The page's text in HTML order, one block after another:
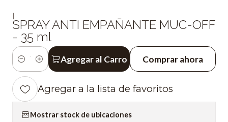
|
SPRAY ANTI EMPAÑANTE MUC-OFF
- 35 ml
Cantidad
Agregar al Carro Comprar ahora
Agregar a la lista de favoritos
Mostrar stock de ubicaciones